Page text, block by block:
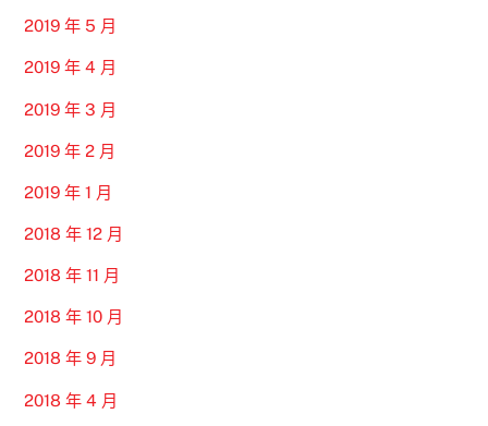
2019 年 5 月
2019 年 4 月
2019 年 3 月
2019 年 2 月
2019 年 1 月
2018 年 12 月
2018 年 11 月
2018 年 10 月
2018 年 9 月
2018 年 4 月